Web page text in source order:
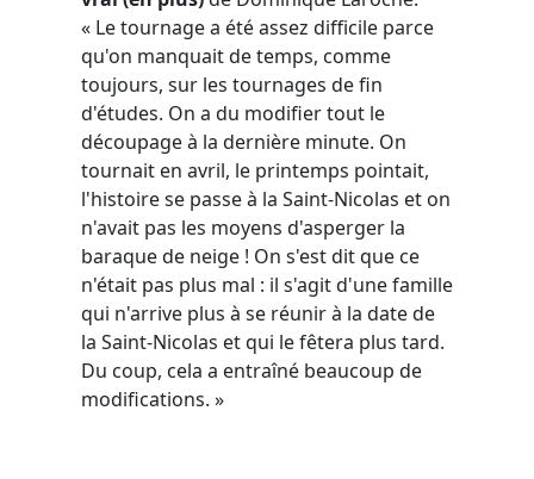
« Le tournage a été assez difficile parce
qu'on manquait de temps, comme
toujours, sur les tournages de fin
d'études. On a du modifier tout le
découpage à la dernière minute. On
tournait en avril, le printemps pointait,
l'histoire se passe à la Saint-Nicolas et on
n'avait pas les moyens d'asperger la
baraque de neige ! On s'est dit que ce
n'était pas plus mal : il s'agit d'une famille
qui n'arrive plus à se réunir à la date de
la Saint-Nicolas et qui le fêtera plus tard.
Du coup, cela a entraîné beaucoup de
modifications. »